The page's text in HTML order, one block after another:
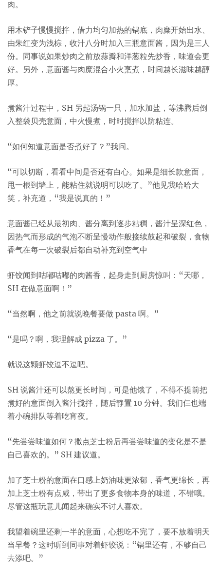
肉。
用木铲子慢慢搅拌，借力均匀加热的锅底，肉糜开始出水、
由朱红变为浅棕，收汁八分时加入三瓶意面酱，因为是三人
份。同事说如果炒肉之前放蒜瓣和洋葱粒先炒香，味道会更
好。另外，意面酱与肉糜混合小火烹煮，时间越长滋味越醇
厚。
煮酱汁过程中，SH 另起汤锅一只，加水加盐，等沸腾后倒
入整袋贝壳意面，中火慢煮，时时搅拌以防粘连。
“如何知道意面是否煮好了？”我问。
“可以切断，看看中间是否还有白心。如果是细长款意面，
甩一根到墙上，能粘住就说明可以吃了。”他见我哈哈大
笑，补充道，“我是说真的！”
意面酱已经从最初肉、酱分离到逐步粘稠，酱汁呈深红色，
因热气而形成的气泡不断呈慢动作般接续鼓起和破裂，食物
香气在每一次破裂后都自动补充到空气中
虾饺闻到咕嘟咕嘟的肉酱香，起身走到厨房惊叫：“天哪，
SH 在做意面啊！”
“当然啊，他之前就说晚餐要做 pasta 啊。”
“是吗？啊，我理解成 pizza 了。”
就说这颗虾饺逗不逗吧。
SH 说酱汁还可以熬更长时间，可是他饿了，不得不提前把
煮好的意面倒入酱汁搅拌，随后静置 10 分钟。我们仨也端
着小碗排队等着吃宵夜。
“先尝尝味道如何？撒点芝士粉后再尝尝味道的变化是不是
自己喜欢的。” SH 建议道。
加了芝士粉的意面在口感上奶油味更浓郁，香气更绵长，再
加上芝士粉有点咸，带出了更多食物本身的味道，不错哦。
尽管这瓶玩意儿闻起来确实不讨人喜欢。
我望着碗里还剩一半的意面，心想吃不完了，要不放着明天
当早餐？这时听到同事对着虾饺说：“锅里还有，不够自己
去添吧。”